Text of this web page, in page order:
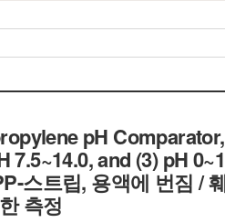
pH
and (3) pH
스트립, 용액에 번짐 /
측정